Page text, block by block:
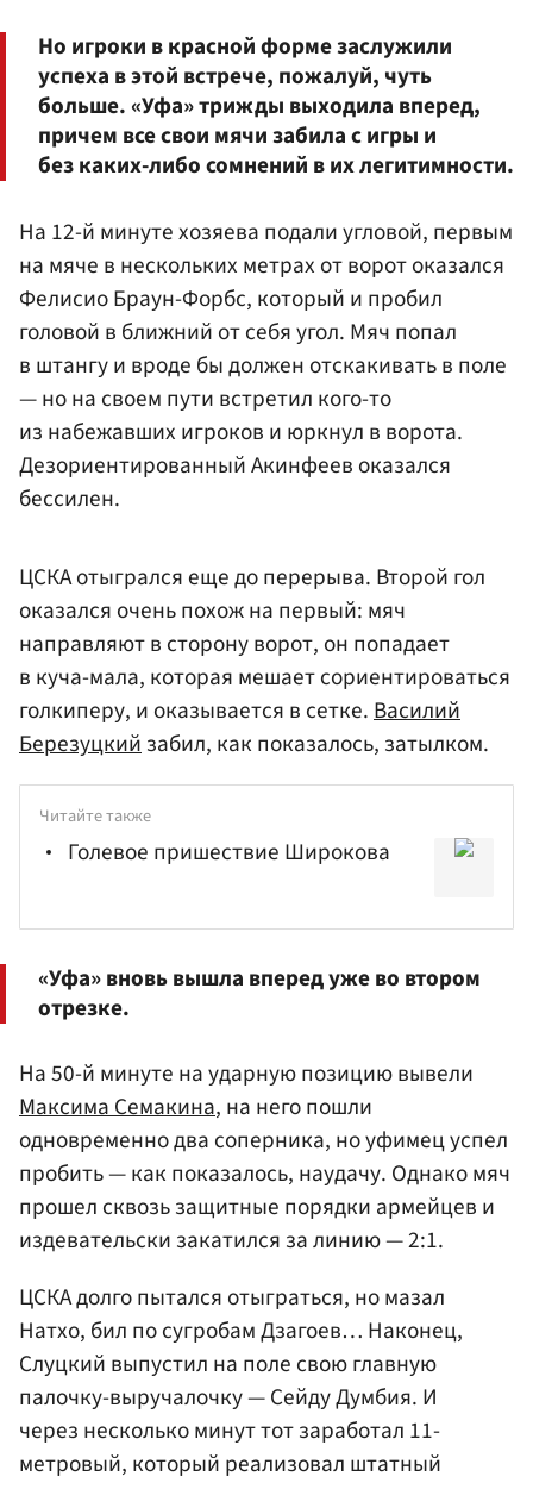
Но игроки в красной форме заслужили
успеха в этой встрече, пожалуй, чуть
больше. «Уфа» трижды выходила вперед,
причем все свои мячи забила с игры и
без каких-либо сомнений в их легитимности.
На 12-й минуте хозяева подали угловой, первым
на мяче в нескольких метрах от ворот оказался
Фелисио Браун-Форбс, который и пробил
головой в ближний от себя угол. Мяч попал
в штангу и вроде бы должен отскакивать в поле
— но на своем пути встретил кого-то
из набежавших игроков и юркнул в ворота.
Дезориентированный Акинфеев оказался
бессилен.
ЦСКА отыгрался еще до перерыва. Второй гол
оказался очень похож на первый: мяч
направляют в сторону ворот, он попадает
в куча-мала, которая мешает сориентироваться
голкиперу, и оказывается в сетке.Василий
Березуцкийзабил, как показалось, затылком.
Читайте также
Голевое пришествие Широкова
«Уфа» вновь вышла вперед уже во втором
отрезке.
На 50-й минуте на ударную позицию вывели
Максима Семакина, на него пошли
одновременно два соперника, но уфимец успел
пробить — как показалось, наудачу. Однако мяч
прошел сквозь защитные порядки армейцев и
издевательски закатился за линию — 2:1.
ЦСКА долго пытался отыграться, но мазал
Натхо, бил по сугробам Дзагоев… Наконец,
Слуцкий выпустил на поле свою главную
палочку-выручалочку — Сейду Думбия. И
через несколько минут тот заработал 11-
метровый, который реализовал штатный